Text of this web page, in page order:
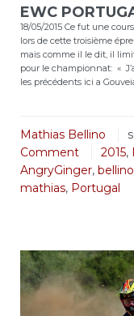
EWC
18/05/2015 Ce fut une
lors de cette troisième
mais comme il le dit, il
pour le championnat: «
les précédents ici a
Mathias Bellino
Comment
2015,
AngryGinger, bellino
mathias, Portugal